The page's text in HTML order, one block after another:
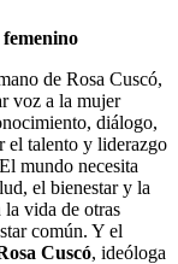
de Rosa Cuscó,
voz a la mujer
diálogo,
el talento y liderazgo
El mundo necesita
el bienestar y la
la vida de otras
común. Y el
Cuscó, ideóloga